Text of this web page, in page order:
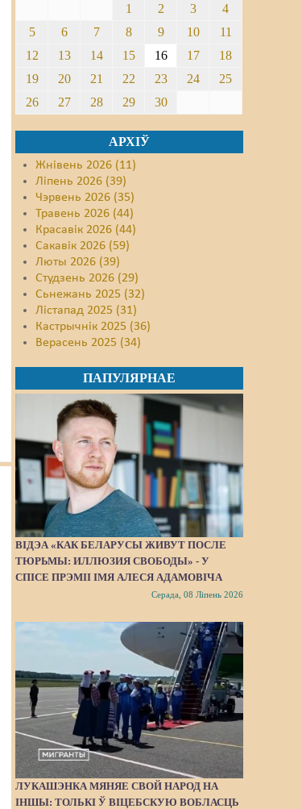
1 2 3
4
5
6 7 8 9 10
11
12
13 14 15 16 17
18
19
20 21 22 23 24
25
26
27 28 29 30
АРХІЎ
Жнівень 2026 (11)
Ліпень 2026 (39)
Чэрвень 2026 (35)
Травень 2026 (44)
Красавік 2026 (44)
Сакавік 2026 (59)
Люты 2026 (39)
Студзень 2026 (29)
Сьнежань 2025 (32)
Лістапад 2025 (31)
Кастрычнік 2025 (36)
Верасень 2025 (34)
ПАПУЛЯРНАЕ
ВІДЭА «КАК БЕЛАРУСЫ ЖИВУТ ПОСЛЕ
ТЮРЬМЫ: ИЛЛЮЗИЯ СВОБОДЫ» - У
СПІСЕ ПРЭМІІ ІМЯ АЛЕСЯ АДАМОВІЧА
Серада, 08 Ліпень 2026
ЛУКАШЭНКА МЯНЯЕ СВОЙ НАРОД НА
ІНШЫ: ТОЛЬКІ Ў ВІЦЕБСКУЮ ВОБЛАСЦЬ